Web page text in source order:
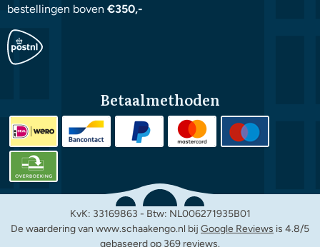
bestellingen boven €350,-
Betaalmethoden
KvK: 33169863 - Btw: NL006271935B01
De waardering van www.schaakengo.nl bij Google Reviews is 4.8/5
gebaseerd op 369 reviews.